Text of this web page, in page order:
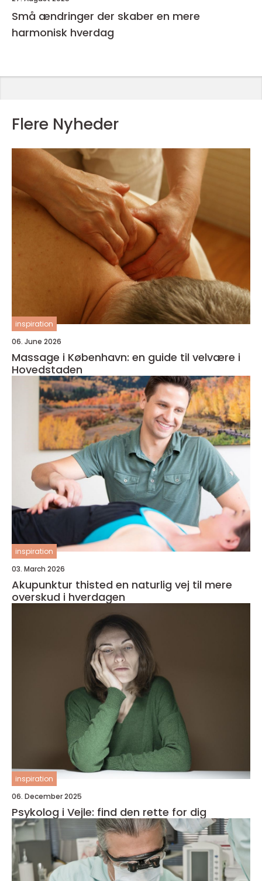
Små ændringer der skaber en mere
harmonisk hverdag
Flere Nyheder
inspiration
06. June 2026
Massage i København: en guide til velvære i
Hovedstaden
inspiration
03. March 2026
Akupunktur thisted en naturlig vej til mere
overskud i hverdagen
inspiration
06. December 2025
Psykolog i Vejle: find den rette for dig